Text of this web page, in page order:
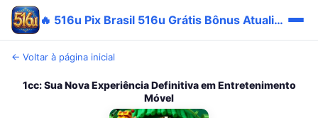
🔥 516u Pix Brasil 516u Grátis Bônus Atualizado
← Voltar à página inicial
1cc: Sua Nova Experiência Definitiva em Entretenimento
Móvel